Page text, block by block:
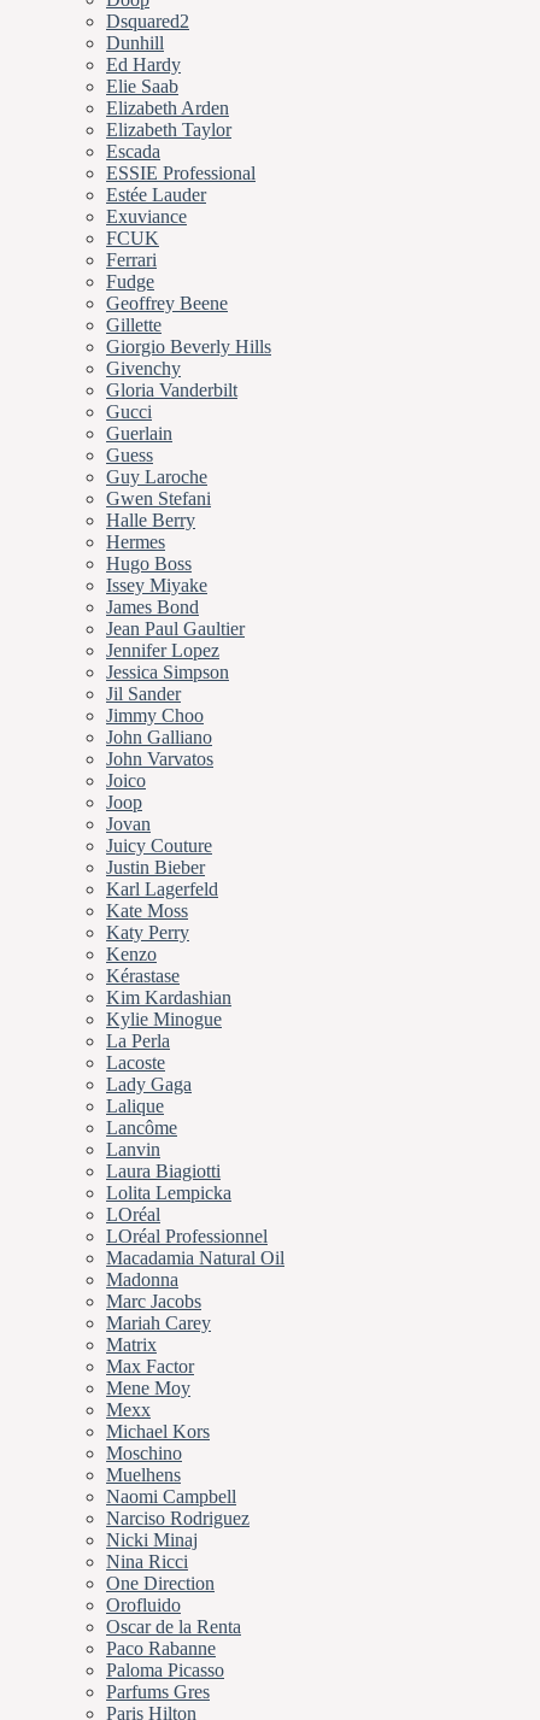
Dsquared2
Dunhill
Ed Hardy
Elie Saab
Elizabeth Arden
Elizabeth Taylor
Escada
ESSIE Professional
Estée Lauder
Exuviance
FCUK
Ferrari
Fudge
Geoffrey Beene
Gillette
Giorgio Beverly Hills
Givenchy
Gloria Vanderbilt
Gucci
Guerlain
Guess
Guy Laroche
Gwen Stefani
Halle Berry
Hermes
Hugo Boss
Issey Miyake
James Bond
Jean Paul Gaultier
Jennifer Lopez
Jessica Simpson
Jil Sander
Jimmy Choo
John Galliano
John Varvatos
Joico
Joop
Jovan
Juicy Couture
Justin Bieber
Karl Lagerfeld
Kate Moss
Katy Perry
Kenzo
Kérastase
Kim Kardashian
Kylie Minogue
La Perla
Lacoste
Lady Gaga
Lalique
Lancôme
Lanvin
Laura Biagiotti
Lolita Lempicka
LOréal
LOréal Professionnel
Macadamia Natural Oil
Madonna
Marc Jacobs
Mariah Carey
Matrix
Max Factor
Mene Moy
Mexx
Michael Kors
Moschino
Muelhens
Naomi Campbell
Narciso Rodriguez
Nicki Minaj
Nina Ricci
One Direction
Orofluido
Oscar de la Renta
Paco Rabanne
Paloma Picasso
Parfums Gres
Paris Hilton